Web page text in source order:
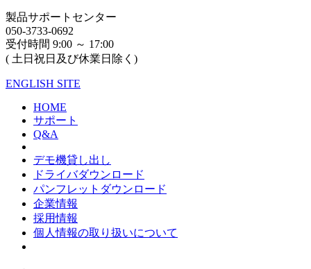
製品サポートセンター
050-3733-0692
受付時間 9:00 ～ 17:00
( 土日祝日及び休業日除く)
ENGLISH SITE
HOME
サポート
Q&A
デモ機貸し出し
ドライバダウンロード
パンフレットダウンロード
企業情報
採用情報
個人情報の取り扱いについて